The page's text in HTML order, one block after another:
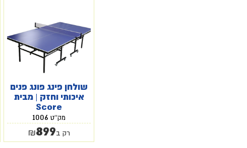
שולחן פינג פונג פנים
איכותי וחזק | מבית
Score
מק''ט 1006
רק ב ₪899